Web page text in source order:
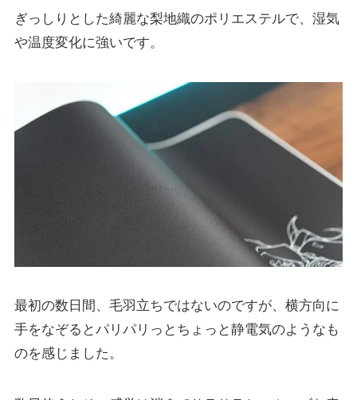
ぎっしりとした綺麗な梨地織のポリエステルで、湿気
や温度変化に強いです。
最初の数日間、毛羽立ちではないのですが、横方向に
手をなぞるとパリパリっとちょっと静電気のようなも
のを感じました。